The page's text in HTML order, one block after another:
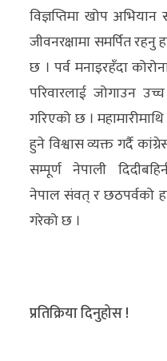
ब्लग
खेलकुद
रोचक
अन्य
क्लिक
खबर
विशेष
ग्यालरी
विज्ञप्तिमा खोप
जीवनरक्षामा समर्पित
छ । पर्व मनाइरहँदा
परिवारलाई जोगाउन
गरिएको छ ।
हुने विश्वास व्यक्त गर्दै
सम्पूर्ण नेपाली
नेपाल संवत् र छठपर्वको
गरेको छ ।
प्रतिक्रिया दिनुहोस !